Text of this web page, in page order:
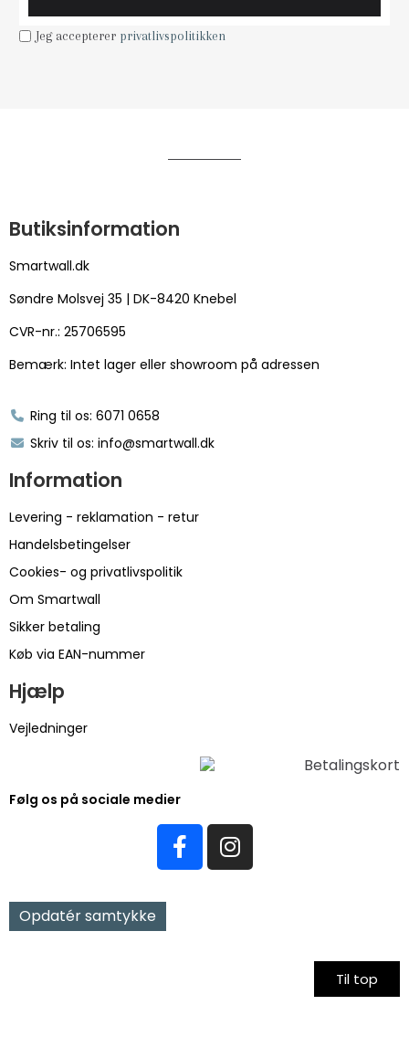
Jeg accepterer privatlivspolitikken
Butiksinformation
Smartwall.dk
Søndre Molsvej 35 | DK-8420 Knebel
CVR-nr.: 25706595
Bemærk: Intet lager eller showroom på adressen
Ring til os: 6071 0658
Skriv til os: info@smartwall.dk
Information
Levering - reklamation - retur
Handelsbetingelser
Cookies- og privatlivspolitik
Om Smartwall
Sikker betaling
Køb via EAN-nummer
Hjælp
Vejledninger
Følg os på sociale medier
Opdatér samtykke
Til top